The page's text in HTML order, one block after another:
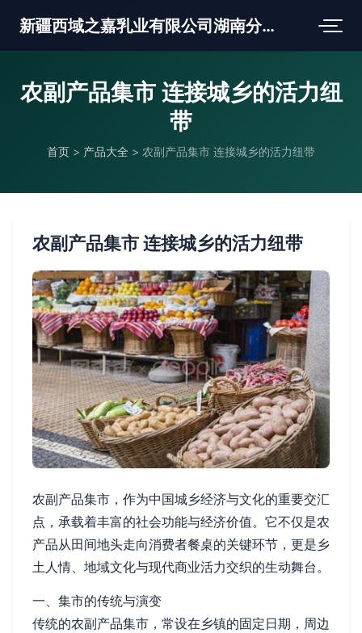
新疆西域之嘉乳业有限公司湖南分公司
农副产品集市 连接城乡的活力纽
带
首页 > 产品大全 > 农副产品集市 连接城乡的活力纽带
农副产品集市 连接城乡的活力纽带
农副产品集市，作为中国城乡经济与文化的重要交汇
点，承载着丰富的社会功能与经济价值。它不仅是农
产品从田间地头走向消费者餐桌的关键环节，更是乡
土人情、地域文化与现代商业活力交织的生动舞台。
一、集市的传统与演变
传统的农副产品集市，常设在乡镇的固定日期，周边